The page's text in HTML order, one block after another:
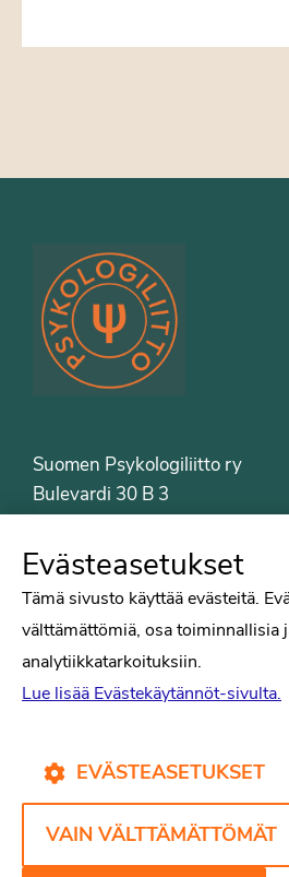
Suomen Psykologiliitto ry
Bulevardi 30 B 3
Puh. 09-6122 9122
Psykologiliiton sivut
Tiede
Puheenvuorot
Kirjat
Yhteystiedot
Evästeasetukset
Tämä sivusto käyttää evästeitä.
välttämättömiä, osa toiminnallisia
analytiikkatarkoituksiin.
Lue lisää Evästekäytännöt-sivulta.
EVÄSTEASETUKSET
VAIN VÄLTTÄMÄTTÖMÄT